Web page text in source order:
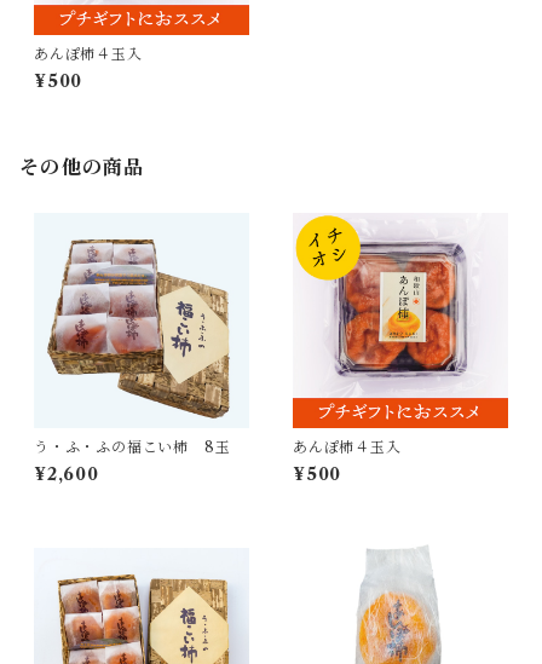
あんぽ柿４玉入
¥500
その他の商品
う・ふ・ふの福こい柿 8玉
¥2,600
あんぽ柿４玉入
¥500